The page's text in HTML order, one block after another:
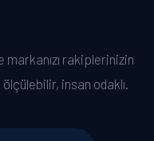
rakiplerinizin
insan odaklı.